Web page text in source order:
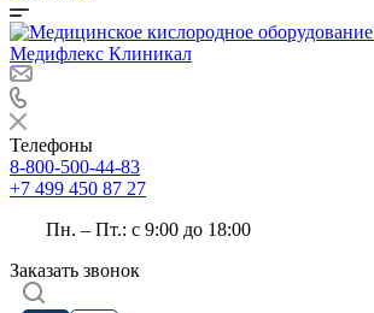
Телефоны
8-800-500-44-83
+7 499 450 87 27
Пн. – Пт.: с 9:00 до 18:00
Заказать звонок